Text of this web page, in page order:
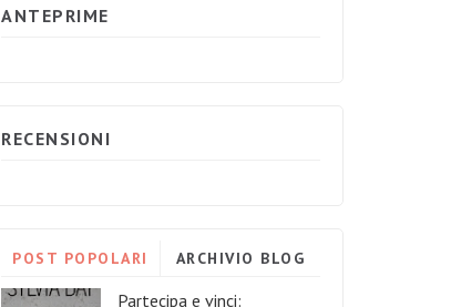
ANTEPRIME
RECENSIONI
POST POPOLARI ARCHIVIO BLOG
Partecipa e vinci: